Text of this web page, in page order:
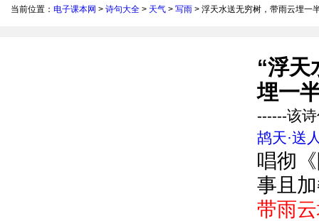
当前位置： 电子课本网 > 诗句大全 > 天气 > 写雨 > 浮天水送无穷树，带雨云埋一
“浮天
埋一
------该
鸪天·送
唱彻
事且
带雨